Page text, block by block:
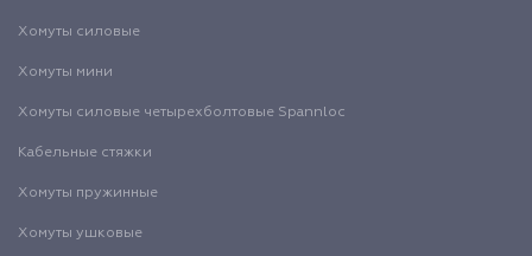
Хомуты силовые
Хомуты мини
Хомуты силовые четырехболтовые Spannloc
Кабельные стяжки
Хомуты пружинные
Хомуты ушковые